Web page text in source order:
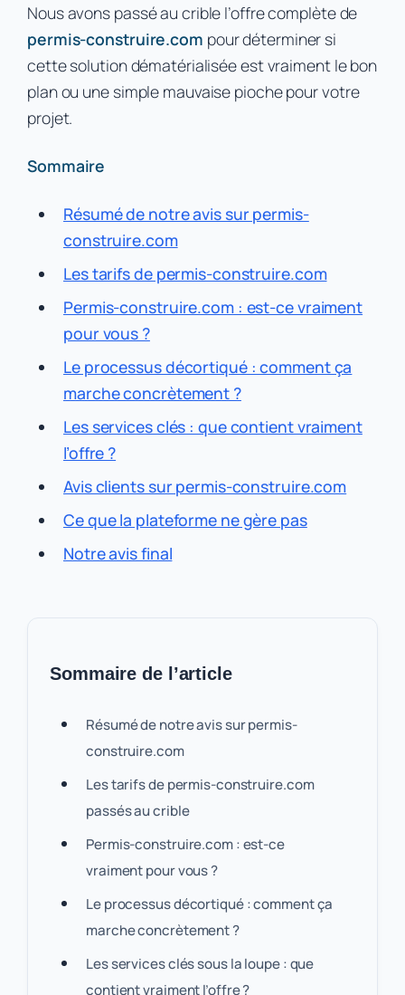
Nous avons passé au crible l’offre complète de
permis-construire.com pour déterminer si
cette solution dématérialisée est vraiment le bon
plan ou une simple mauvaise pioche pour votre
projet.
Sommaire
Résumé de notre avis sur permis-
construire.com
Les tarifs de permis-construire.com
Permis-construire.com : est-ce vraiment
pour vous ?
Le processus décortiqué : comment ça
marche concrètement ?
Les services clés : que contient vraiment
l’offre ?
Avis clients sur permis-construire.com
Ce que la plateforme ne gère pas
Notre avis final
Sommaire de l’article
Résumé de notre avis sur permis-
construire.com
Les tarifs de permis-construire.com
passés au crible
Permis-construire.com : est-ce
vraiment pour vous ?
Le processus décortiqué : comment ça
marche concrètement ?
Les services clés sous la loupe : que
contient vraiment l’offre ?